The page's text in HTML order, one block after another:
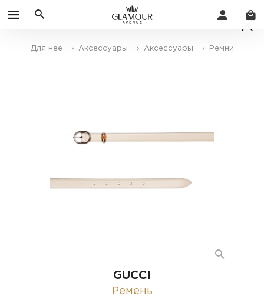
Для нее › Аксессуары › Аксессуары › Ремни
GUCCI
Ремень